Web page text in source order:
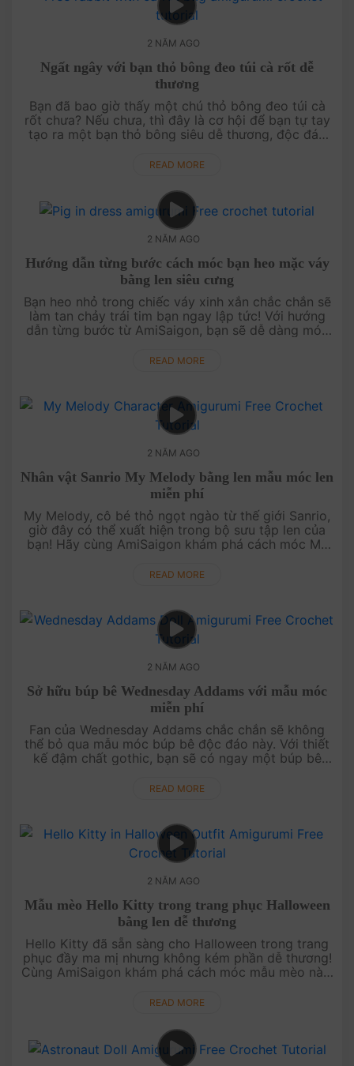
2 NĂM AGO
Ngất ngây với bạn thỏ bông đeo túi cà rốt dễ
thương
Bạn đã bao giờ thấy một chú thỏ bông đeo túi cà
rốt chưa? Nếu chưa, thì đây là cơ hội để bạn tự tay
tạo ra một bạn thỏ bông siêu dễ thương, độc đáo
tiết cách móc miễn phí....
READ MORE
2 NĂM AGO
Hướng dẫn từng bước cách móc bạn heo mặc váy
bằng len siêu cưng
Bạn heo nhỏ trong chiếc váy xinh xắn chắc chắn sẽ
làm tan chảy trái tim bạn ngay lập tức! Với hướng
dẫn từng bước từ AmiSaigon, bạn sẽ dễ dàng móc
Đây sẽ là một dự án th....
READ MORE
2 NĂM AGO
Nhân vật Sanrio My Melody bằng len mẫu móc len
miễn phí
My Melody, cô bé thỏ ngọt ngào từ thế giới Sanrio,
giờ đây có thể xuất hiện trong bộ sưu tập len của
bạn! Hãy cùng AmiSaigon khám phá cách móc My
món quà tuyệt vời cho....
READ MORE
2 NĂM AGO
Sở hữu búp bê Wednesday Addams với mẫu móc
miễn phí
Fan của Wednesday Addams chắc chắn sẽ không
thể bỏ qua mẫu móc búp bê độc đáo này. Với thiết
kế đậm chất gothic, bạn sẽ có ngay một búp bê
những ai yêu thích phong cách độc lạ....
READ MORE
2 NĂM AGO
Mẫu mèo Hello Kitty trong trang phục Halloween
bằng len dễ thương
Hello Kitty đã sẵn sàng cho Halloween trong trang
phục đầy ma mị nhưng không kém phần dễ thương!
Cùng AmiSaigon khám phá cách móc mẫu mèo này,
bạn. Đây sẽ là một dự án ....
READ MORE